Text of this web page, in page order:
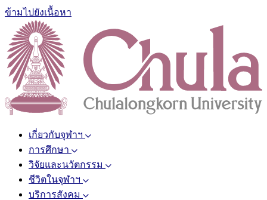
ข้ามไปยังเนื้อหา
เกี่ยวกับจุฬาฯ
การศึกษา
วิจัยและนวัตกรรม
ชีวิตในจุฬาฯ
บริการสังคม